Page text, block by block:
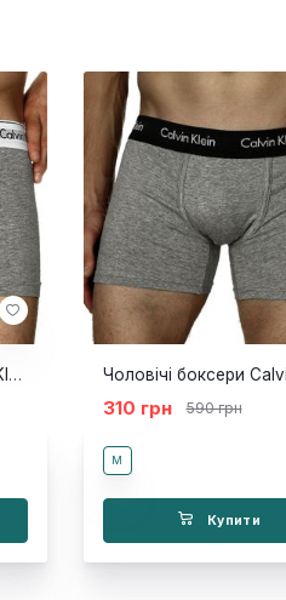
Чоловічі боксери Calvin Klein Original Low Rise сірі
310 грн 590 грн
M
Купити